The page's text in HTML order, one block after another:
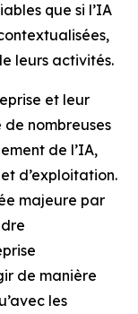
que si l’IA
leurs activités.
et leur
nombreuses
de l’IA,
d’exploitation.
majeure par
de manière
les